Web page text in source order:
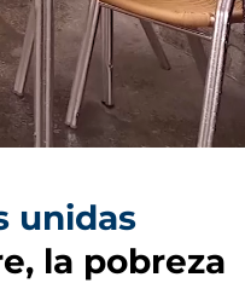
unidas
la pobreza